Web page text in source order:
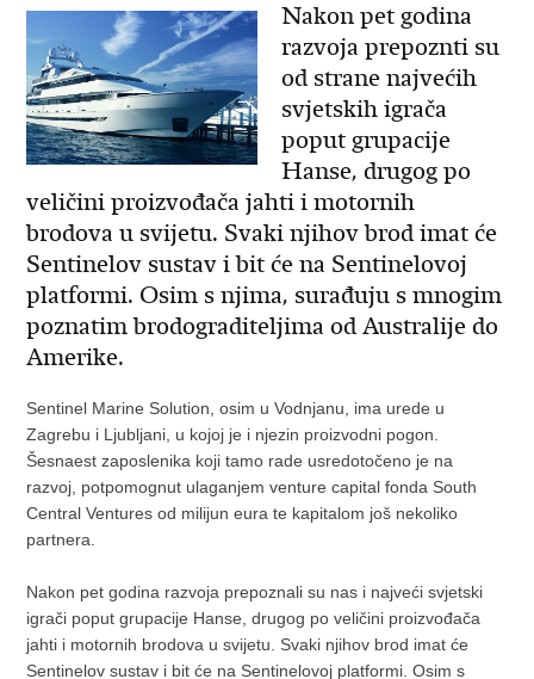
Nakon pet godina
razvoja prepoznti su
od strane najvećih
svjetskih igrača
poput grupacije
Hanse, drugog po
veličini proizvođača jahti i motornih
brodova u svijetu. Svaki njihov brod imat će
Sentinelov sustav i bit će na Sentinelovoj
platformi. Osim s njima, surađuju s mnogim
poznatim brodograditeljima od Australije do
Amerike.
Sentinel Marine Solution, osim u Vodnjanu, ima urede u
Zagrebu i Ljubljani, u kojoj je i njezin proizvodni pogon.
Šesnaest zaposlenika koji tamo rade usredotočeno je na
razvoj, potpomognut ulaganjem venture capital fonda South
Central Ventures od milijun eura te kapitalom još nekoliko
partnera.
Nakon pet godina razvoja prepoznali su nas i najveći svjetski
igrači poput grupacije Hanse, drugog po veličini proizvođača
jahti i motornih brodova u svijetu. Svaki njihov brod imat će
Sentinelov sustav i bit će na Sentinelovoj platformi. Osim s